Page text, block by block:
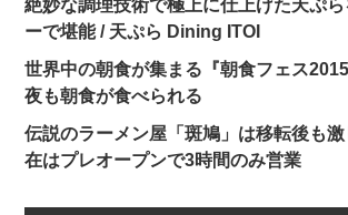
絶妙な調理技術で極上に仕上げた天ぷ
ーで堪能 / 天ぷら Dining ITOI
世界中の朝食が集まる『朝食フェス
夜も朝食が食べられる
伝説のラーメン屋「斑鳩」は移転後も
在はプレオープンで3時間のみ営業